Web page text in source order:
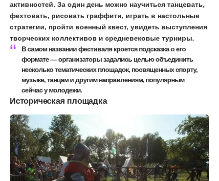
активностей. За один день можно научиться танцевать,
фехтовать, рисовать граффити, играть в настольные
стратегии, пройти военный квест, увидеть выступления
творческих коллективов и средневековые турниры.
В самом названии фестиваля кроется подсказка о его
формате — организаторы задались целью объединить
несколько тематических площадок, посвященных спорту,
музыке, танцам и другим направлениям, популярным
сейчас у молодежи.
Историческая площадка